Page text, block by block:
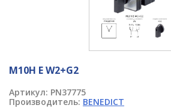
M10H E W2+G2
Артикул: PN37775
Производитель: BENEDICT